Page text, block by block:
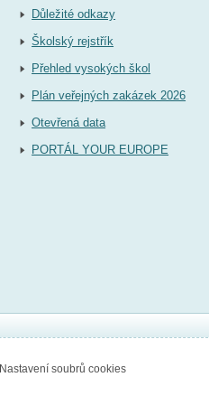
Důležité odkazy
Školský rejstřík
Přehled vysokých škol
Plán veřejných zakázek 2026
Otevřená data
PORTÁL YOUR EUROPE
Nastavení soubrů cookies